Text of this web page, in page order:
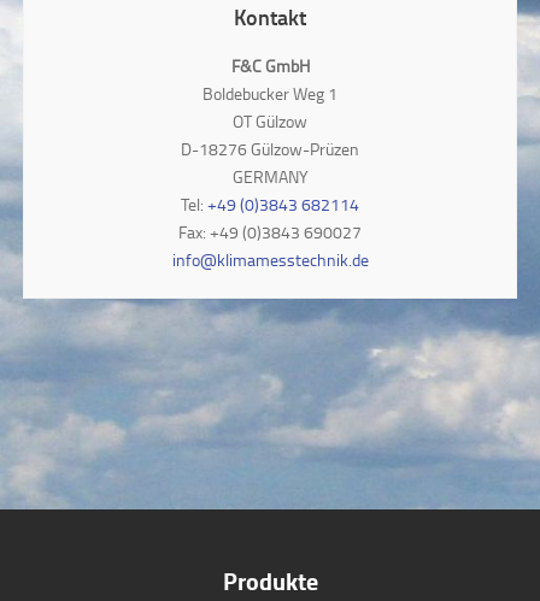
Kontakt
F&C GmbH
Boldebucker Weg 1
OT Gülzow
D-18276 Gülzow-Prüzen
GERMANY
Tel: +49 (0)3843 682114
Fax: +49 (0)3843 690027
info@klimamesstechnik.de
Produkte